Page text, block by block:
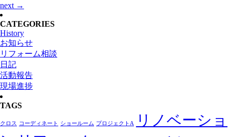
next →
CATEGORIES
History
お知らせ
リフォーム相談
日記
活動報告
現場進捗
TAGS
クロス コーディネート ショールーム プロジェクトA
リノベーショ